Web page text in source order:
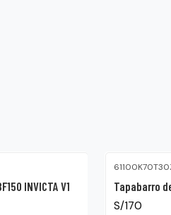
INVICTA V1
Tapabarro
S/170